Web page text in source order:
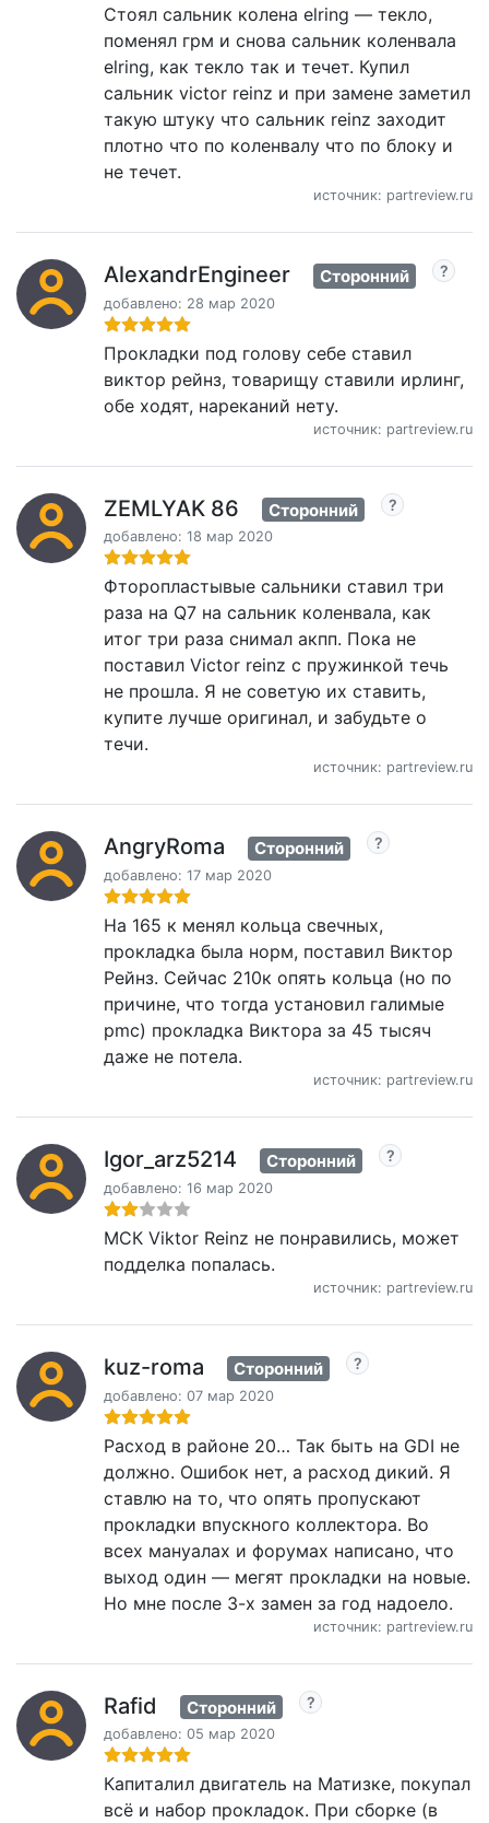
Стоял сальник колена elring — текло,
поменял грм и снова сальник коленвала
elring, как текло так и течет. Купил
сальник victor reinz и при замене заметил
такую штуку что сальник reinz заходит
плотно что по коленвалу что по блоку и
не течет.
источник: partreview.ru
AlexandrEngineer Сторонний
добавлено: 28 мар 2020
Прокладки под голову себе ставил
виктор рейнз, товарищу ставили ирлинг,
обе ходят, нареканий нету.
источник: partreview.ru
ZEMLYAK 86 Сторонний
добавлено: 18 мар 2020
Фторопластывые сальники ставил три
раза на Q7 на сальник коленвала, как
итог три раза снимал акпп. Пока не
поставил Victor reinz с пружинкой течь
не прошла. Я не советую их ставить,
купите лучше оригинал, и забудьте о
течи.
источник: partreview.ru
AngryRoma Сторонний
добавлено: 17 мар 2020
На 165 к менял кольца свечных,
прокладка была норм, поставил Виктор
Рейнз. Сейчас 210к опять кольца (но по
причине, что тогда установил галимые
pmc) прокладка Виктора за 45 тысяч
даже не потела.
источник: partreview.ru
Igor_arz5214 Сторонний
добавлено: 16 мар 2020
МСК Viktor Reinz не понравились, может
подделка попалась.
источник: partreview.ru
kuz-roma Сторонний
добавлено: 07 мар 2020
Расход в районе 20… Так быть на GDI не
должно. Ошибок нет, а расход дикий. Я
ставлю на то, что опять пропускают
прокладки впускного коллектора. Во
всех мануалах и форумах написано, что
выход один — мегят прокладки на новые.
Но мне после 3-х замен за год надоело.
источник: partreview.ru
Rafid Сторонний
добавлено: 05 мар 2020
Капиталил двигатель на Матизке, покупал
всё и набор прокладок. При сборке (в